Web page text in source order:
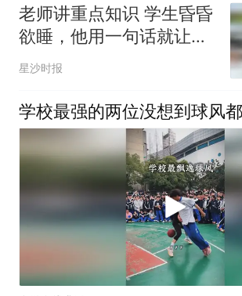
老师讲重点知识 学生昏昏
欲睡，他用一句话就让大
家瞬间精神，网友：没有
星沙时报
学校最强的两位没想到球风